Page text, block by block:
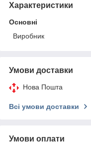
Характеристики
Основні
Виробник
Умови доставки
Нова Пошта
Всі умови доставки
Умови оплати